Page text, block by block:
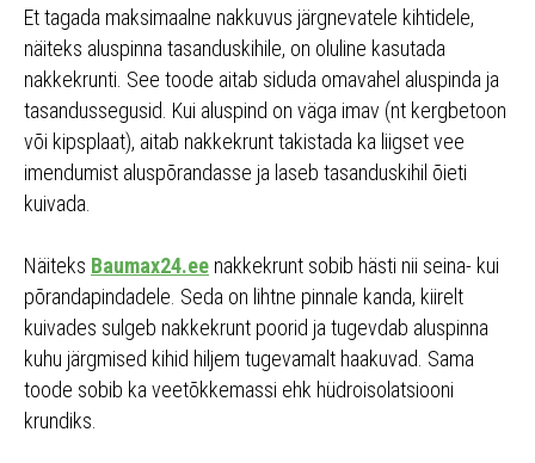
Et tagada maksimaalne nakkuvus järgnevatele kihtidele,
näiteks aluspinna tasanduskihile, on oluline kasutada
nakkekrunti. See toode aitab siduda omavahel aluspinda ja
tasandussegusid. Kui aluspind on väga imav (nt kergbetoon
või kipsplaat), aitab nakkekrunt takistada ka liigset vee
imendumist aluspõrandasse ja laseb tasanduskihil õieti
kuivada.
Näiteks Baumax24.ee nakkekrunt sobib hästi nii seina- kui
põrandapindadele. Seda on lihtne pinnale kanda, kiirelt
kuivades sulgeb nakkekrunt poorid ja tugevdab aluspinna
kuhu järgmised kihid hiljem tugevamalt haakuvad. Sama
toode sobib ka veetõkkemassi ehk hüdroisolatsiooni
krundiks.